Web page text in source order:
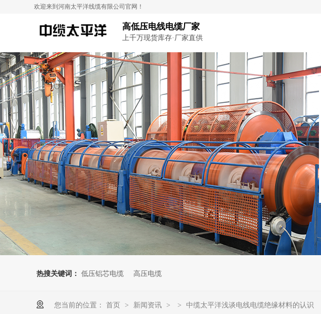
欢迎来到河南太平洋线缆有限公司官网！
高低压电线电缆厂家
上千万现货库存·厂家直供
热搜关键词： 低压铝芯电缆 高压电缆
您当前的位置： 首页 > 新闻资讯 > > 中缆太平洋浅谈电线电缆绝缘材料的认识